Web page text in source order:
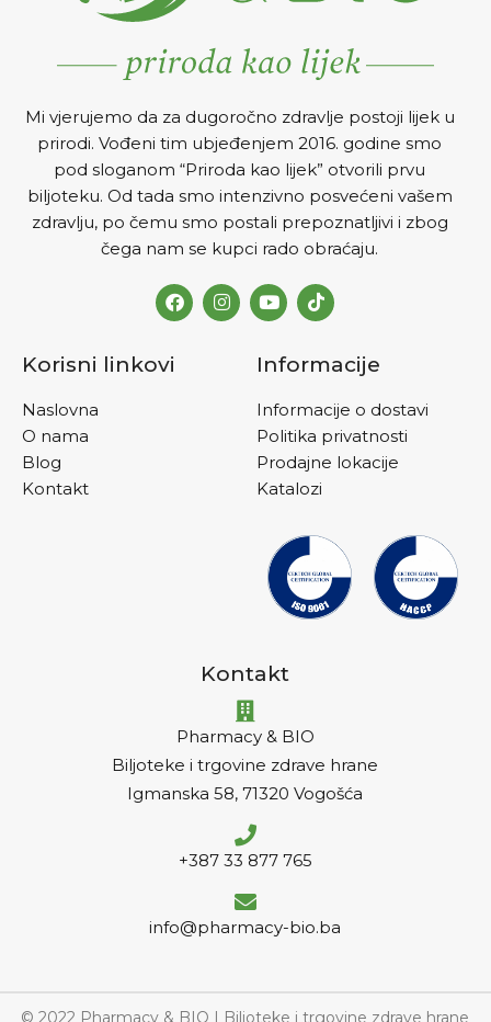
Mi vjerujemo da za dugoročno zdravlje postoji lijek u
prirodi. Vođeni tim ubjeđenjem 2016. godine smo
pod sloganom “Priroda kao lijek” otvorili prvu
biljoteku. Od tada smo intenzivno posvećeni vašem
zdravlju, po čemu smo postali prepoznatljivi i zbog
čega nam se kupci rado obraćaju.
Korisni linkovi
Naslovna
O nama
Blog
Kontakt
Informacije
Informacije o dostavi
Politika privatnosti
Prodajne lokacije
Katalozi
Kontakt
Pharmacy & BIO
Biljoteke i trgovine zdrave hrane
Igmanska 58, 71320 Vogošća
+387 33 877 765
info@pharmacy-bio.ba
© 2022 Pharmacy & BIO | Biljoteke i trgovine zdrave hrane